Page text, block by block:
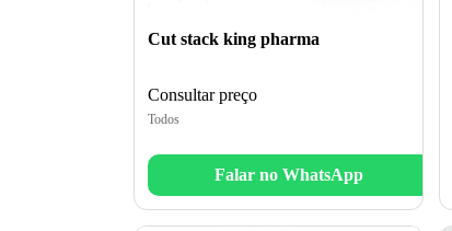
Cut stack king pharma
Consultar preço
Todos
Falar no WhatsApp